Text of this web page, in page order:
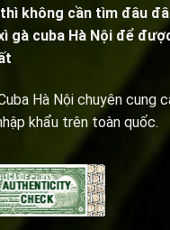
không cần tìm đâu
gà cuba Hà Nội để
Hà Nội chuyên cung
khẩu trên toàn quốc.